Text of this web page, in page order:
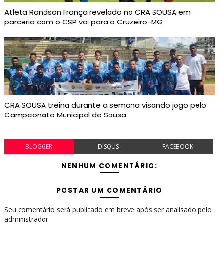
Atleta Randson França revelado no CRA SOUSA em
parceria com o CSP vai para o Cruzeiro-MG
CRA SOUSA treina durante a semana visando jogo pelo
Campeonato Municipal de Sousa
BLOGGER DISQUS FACEBOOK
NENHUM COMENTÁRIO:
POSTAR UM COMENTÁRIO
Seu comentário será publicado em breve após ser analisado pelo
administrador